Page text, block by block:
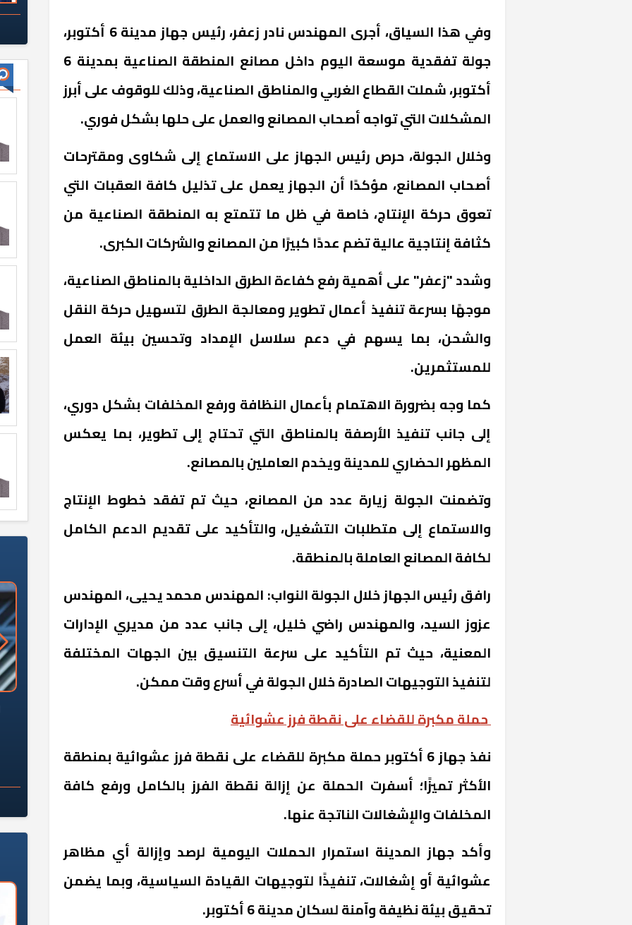
وفي هذا السياق، أجرى المهندس نادر زعفر، رئيس جهاز مدينة 6 أكتوبر،
جولة تفقدية موسعة اليوم داخل مصانع المنطقة الصناعية بمدينة 6
أكتوبر، شملت القطاع الغربي والمناطق الصناعية، وذلك للوقوف على أبرز
المشكلات التي تواجه أصحاب المصانع والعمل على حلها بشكل فوري.
وخلال الجولة، حرص رئيس الجهاز على الاستماع إلى شكاوى ومقترحات
أصحاب المصانع، مؤكدًا أن الجهاز يعمل على تذليل كافة العقبات التي
تعوق حركة الإنتاج، خاصة في ظل ما تتمتع به المنطقة الصناعية من
كثافة إنتاجية عالية تضم عددًا كبيرًا من المصانع والشركات الكبرى.
وشدد "زعفر" على أهمية رفع كفاءة الطرق الداخلية بالمناطق الصناعية،
موجهًا بسرعة تنفيذ أعمال تطوير ومعالجة الطرق لتسهيل حركة النقل
والشحن، بما يسهم في دعم سلاسل الإمداد وتحسين بيئة العمل
للمستثمرين.
كما وجه بضرورة الاهتمام بأعمال النظافة ورفع المخلفات بشكل دوري،
إلى جانب تنفيذ الأرصفة بالمناطق التي تحتاج إلى تطوير، بما يعكس
المظهر الحضاري للمدينة ويخدم العاملين بالمصانع.
وتضمنت الجولة زيارة عدد من المصانع، حيث تم تفقد خطوط الإنتاج
والاستماع إلى متطلبات التشغيل، والتأكيد على تقديم الدعم الكامل
لكافة المصانع العاملة بالمنطقة.
رافق رئيس الجهاز خلال الجولة النواب: المهندس محمد يحيى، المهندس
عزوز السيد، والمهندس راضي خليل، إلى جانب عدد من مديري الإدارات
المعنية، حيث تم التأكيد على سرعة التنسيق بين الجهات المختلفة
لتنفيذ التوجيهات الصادرة خلال الجولة في أسرع وقت ممكن.
حملة مكبرة للقضاء على نقطة فرز عشوائية
نفذ جهاز 6 أكتوبر حملة مكبرة للقضاء على نقطة فرز عشوائية بمنطقة
الأكثر تميزًا؛ أسفرت الحملة عن إزالة نقطة الفرز بالكامل ورفع كافة
المخلفات والإشغالات الناتجة عنها.
وأكد جهاز المدينة استمرار الحملات اليومية لرصد وإزالة أي مظاهر
عشوائية أو إشغالات، تنفيذًا لتوجيهات القيادة السياسية، وبما يضمن
تحقيق بيئة نظيفة وآمنة لسكان مدينة 6 أكتوبر
.
خشبية بفناء مقبرة "باكي"